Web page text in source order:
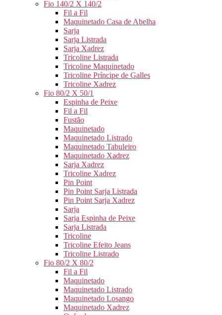
Fio 140/2 X 140/2
Fil a Fil
Maquinetado Casa de Abelha
Sarja
Sarja Listrada
Sarja Xadrez
Tricoline Listrada
Tricoline Maquinetado
Tricoline Príncipe de Galles
Tricoline Xadrez
Fio 80/2 X 50/1
Espinha de Peixe
Fil a Fil
Fustão
Maquinetado
Maquinetado Listrado
Maquinetado Tabuleiro
Maquinetado Xadrez
Sarja Xadrez
Tricoline Xadrez
Pin Point
Pin Point Sarja Listrada
Pin Point Sarja Xadrez
Sarja
Sarja Espinha de Peixe
Sarja Listrada
Tricoline
Tricoline Efeito Jeans
Tricoline Listrado
Fio 80/2 X 80/2
Fil a Fil
Maquinetado
Maquinetado Listrado
Maquinetado Losango
Maquinetado Xadrez